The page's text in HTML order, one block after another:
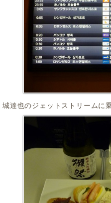
城達也のジェットストリームに